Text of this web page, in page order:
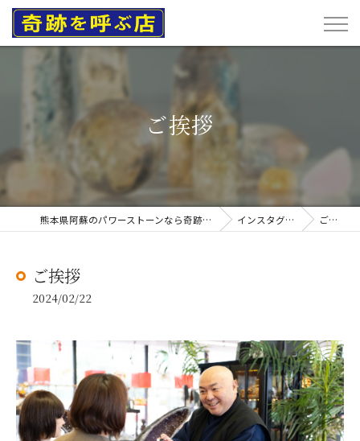
ご挨拶
熊本県阿蘇のパワーストーンなら奇跡を呼ぶ店 インスタグラム ご挨拶
ご挨拶
2024/02/22